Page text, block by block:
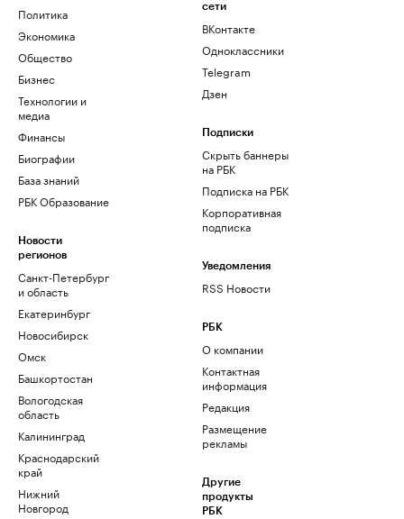
Политика
Экономика
Общество
Бизнес
Технологии и
медиа
Финансы
Биографии
База знаний
РБК Образование
Новости
регионов
Санкт-Петербург
и область
Екатеринбург
Новосибирск
Омск
Башкортостан
Вологодская
область
Калининград
Краснодарский
край
Нижний
Новгород
сети
ВКонтакте
Одноклассники
Telegram
Дзен
Подписки
Скрыть баннеры
на РБК
Подписка на РБК
Корпоративная
подписка
Уведомления
RSS Новости
РБК
О компании
Контактная
информация
Редакция
Размещение
рекламы
Другие
продукты
РБК